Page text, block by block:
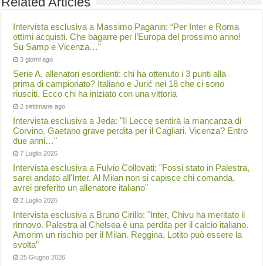
Intervista esclusiva a Massimo Paganin: “Per Inter e Roma
ottimi acquisti. Che bagarre per l’Europa del prossimo anno!
Su Samp e Vicenza…”
3 giorni ago
Serie A, allenatori esordienti: chi ha ottenuto i 3 punti alla
prima di campionato? Italiano e Jurić nei 18 che ci sono
riusciti. Ecco chi ha iniziato con una vittoria
2 settimane ago
Intervista esclusiva a Jeda: "Il Lecce sentirà la mancanza di
Corvino. Gaetano grave perdita per il Cagliari. Vicenza? Entro
due anni…"
7 Luglio 2026
Intervista esclusiva a Fulvio Collovati: "Fossi stato in Palestra,
sarei andato all'Inter. Al Milan non si capisce chi comanda,
avrei preferito un allenatore italiano"
2 Luglio 2026
Intervista esclusiva a Bruno Cirillo: "Inter, Chivu ha meritato il
rinnovo. Palestra al Chelsea è una perdita per il calcio italiano.
Amorim un rischio per il Milan. Reggina, Lotito può essere la
svolta”
25 Giugno 2026